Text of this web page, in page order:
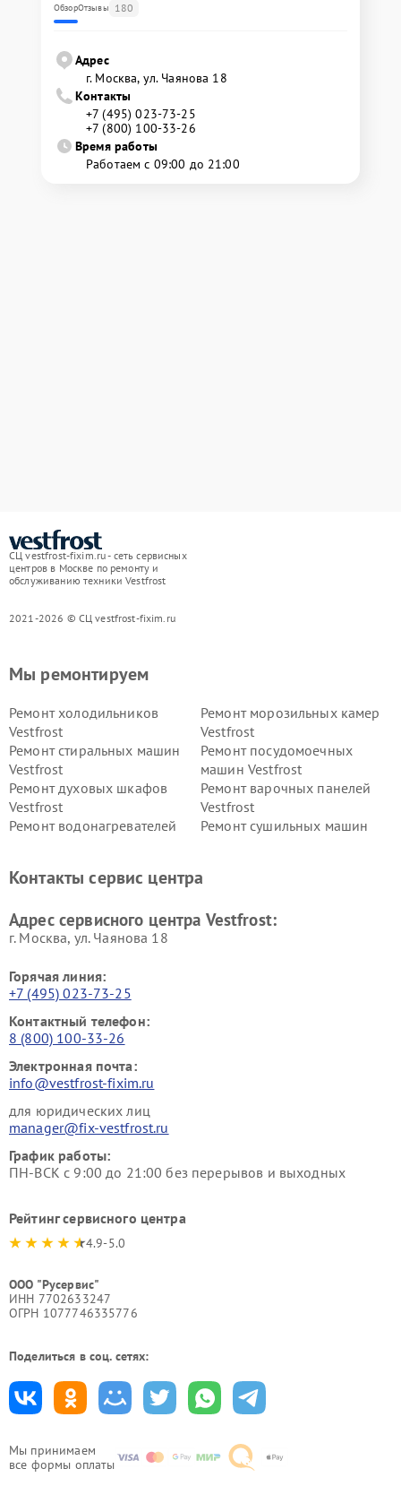
ОбзорОтзывы 180
Адрес
г. Москва, ул. Чаянова 18
Контакты
+7 (495) 023-73-25
+7 (800) 100-33-26
Время работы
Работаем с 09:00 до 21:00
СЦ vestfrost-fixim.ru - сеть сервисных
центров в Москве по ремонту и
обслуживанию техники Vestfrost
2021-2026 © СЦ vestfrost-fixim.ru
Мы принимаем
все формы оплаты
Мы ремонтируем
Ремонт холодильников
Vestfrost
Ремонт морозильных камер
Vestfrost
Ремонт стиральных машин
Vestfrost
Ремонт посудомоечных
машин Vestfrost
Ремонт духовых шкафов
Vestfrost
Ремонт варочных панелей
Vestfrost
Ремонт водонагревателей
Ремонт сушильных машин
Vestfrost
Контакты сервис центра
Адрес сервисного центра Vestfrost:
г. Москва, ул. Чаянова 18
Горячая линия:
+7 (495) 023-73-25
Контактный телефон:
8 (800) 100-33-26
Электронная почта:
info@vestfrost-fixim.ru
для юридических лиц
manager@fix-vestfrost.ru
График работы:
ПН-ВСК с 9:00 до 21:00 без перерывов и выходных
Рейтинг сервисного центра
4.9-5.0
ООО "Русервис"
ИНН 7702633247
ОГРН 1077746335776
Поделиться в соц. сетях: